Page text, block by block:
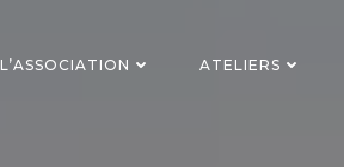
L’ASSOCIATION ATELIERS